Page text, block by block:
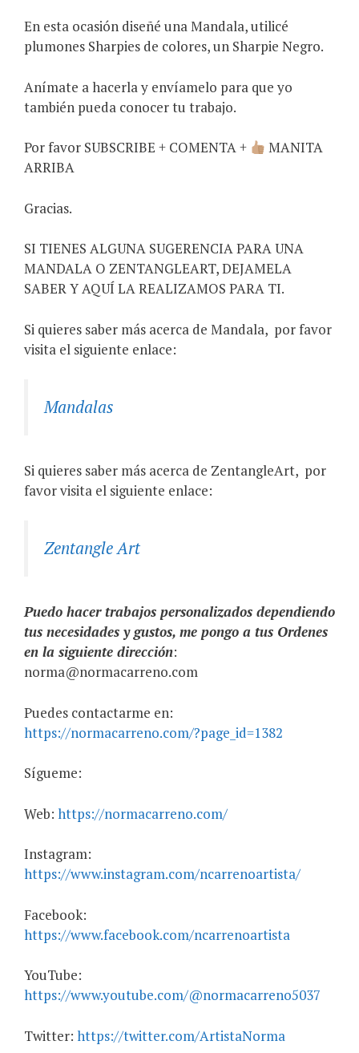
En esta ocasión diseñé una Mandala, utilicé
plumones Sharpies de colores, un Sharpie Negro.
Anímate a hacerla y envíamelo para que yo
también pueda conocer tu trabajo.
Por favor SUBSCRIBE + COMENTA +
MANITA
ARRIBA
Gracias.
SI TIENES ALGUNA SUGERENCIA PARA UNA
MANDALA O ZENTANGLEART, DEJAMELA
SABER Y AQUÍ LA REALIZAMOS PARA TI.
Si quieres saber más acerca de Mandala, por favor
visita el siguiente enlace:
Mandalas
Si quieres saber más acerca de ZentangleArt, por
favor visita el siguiente enlace:
Zentangle Art
Puedo hacer trabajos personalizados dependiendo
tus necesidades y gustos, me pongo a tus Ordenes
en la siguiente dirección:
norma@normacarreno.com
Puedes contactarme en:
https://normacarreno.com/?page_id=1382
Sígueme:
Web: https://normacarreno.com/
Instagram:
https://www.instagram.com/ncarrenoartista/
Facebook:
https://www.facebook.com/ncarrenoartista
YouTube:
https://www.youtube.com/@normacarreno5037
Twitter: https://twitter.com/ArtistaNorma